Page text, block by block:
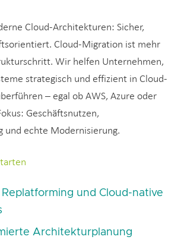
Cloud-Architekturen: Sicher,
Cloud-Migration ist mehr
Wir helfen Unternehmen,
strategisch und effizient in Cloud-
– egal ob AWS, Azure oder
Geschäftsnutzen,
und echte Modernisierung.
und Cloud-native
Architekturplanung